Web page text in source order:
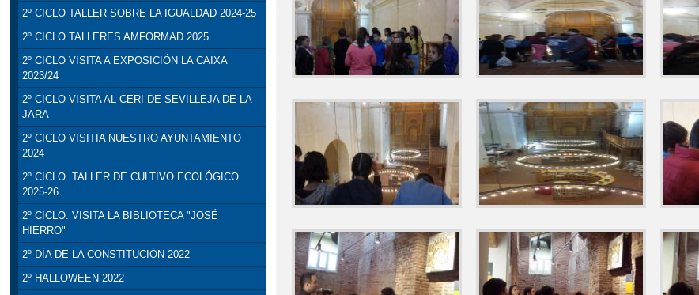
2º CICLO TALLER SOBRE LA IGUALDAD 2024-25
2º CICLO TALLERES AMFORMAD 2025
2º CICLO VISITA A EXPOSICIÓN LA CAIXA
2023/24
2º CICLO VISITA AL CERI DE SEVILLEJA DE LA
JARA
2º CICLO VISITIA NUESTRO AYUNTAMIENTO
2024
2º CICLO. TALLER DE CULTIVO ECOLÓGICO
2025-26
2º CICLO. VISITA LA BIBLIOTECA "JOSÉ
HIERRO"
2º DÍA DE LA CONSTITUCIÓN 2022
2º HALLOWEEN 2022